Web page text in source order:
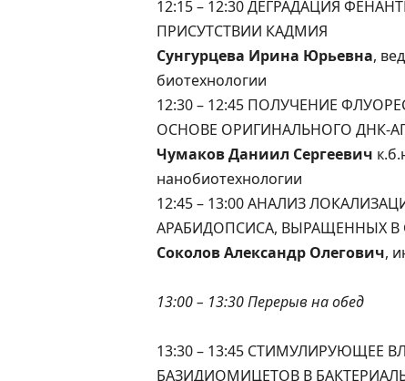
12:15 – 12:30 ДЕГРАДАЦИЯ
ПРИСУТСТВИИ КАДМИЯ
Сунгурцева Ирина Юрьевна,
биотехнологии
12:30 – 12:45 ПОЛУЧЕНИЕ
ОСНОВЕ ОРИГИНАЛЬНОГО ДНК-
Чумаков Даниил Сергеевич
нанобиотехнологии
12:45 – 13:00 АНАЛИЗ
АРАБИДОПСИСА, ВЫРАЩЕННЫХ В
Соколов Александр Олегович,
13:00 – 13:30 Перерыв на обед
13:30 – 13:45 СТИМУЛИРУЮЩЕЕ
БАЗИДИОМИЦЕТОВ В